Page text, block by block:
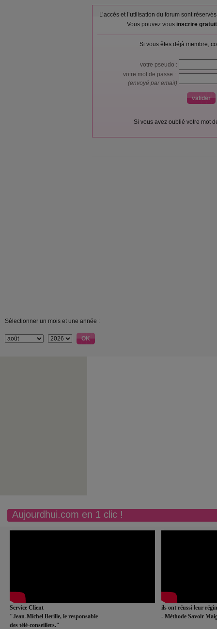
L’accès et l’utilisation du forum sont
Vous pouvez vous inscrire
Si vous êtes déjà membre,
votre pseudo :
votre mot de passe :
(envoyé par email)
Si vous avez oublié votre mot
Sélectionner un mois et une année :
Aujourdhui.com en 1 clic !
Service Client
"Jean-Michel Berille, le responsable
des télé-conseillers."
ils ont réussi leur
- Méthode Savoir